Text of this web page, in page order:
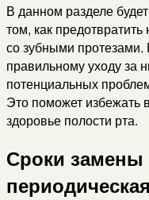
В данном разделе
том, как
со зубными
правильному уходу за
потенциальных
Это поможет избежать
здоровье полости рта.
Сроки замены